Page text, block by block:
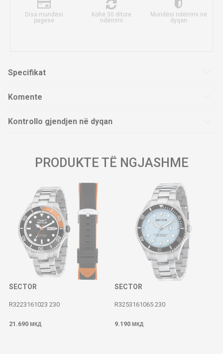
Disa mundësi
pagese
Kohë 30 ditore
ndërrimi
Mundësi ndërrimi në
dyqan
Specifikat
Komente
Kontrollo gjendjen në dyqan
PRODUKTE TË NGJASHME
SECTOR
R3223161023 230
21.690 МКД
SECTOR
R3253161065 230
9.190 МКД